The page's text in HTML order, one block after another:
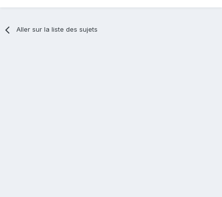
Aller sur la liste des sujets